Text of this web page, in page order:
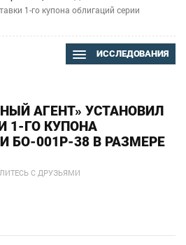
1-го купона облигаций серии
ИССЛЕДОВАНИЯ
С ДРУЗЬЯМИ
АГЕНТ» УСТАНОВИЛ
1-ГО КУПОНА
БО-001P-38 В РАЗМЕРЕ